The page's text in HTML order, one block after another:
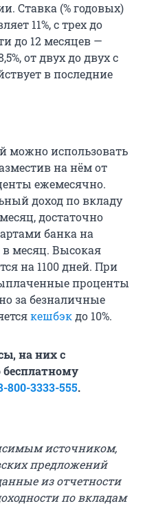
Ставка (% годовых)
11%, с трех до
до 12 месяцев —
от двух до двух с
в последние
можно использовать
на нём от
ежемесячно.
доход по вкладу
достаточно
банка на
месяц. Высокая
на 1100 дней. При
проценты
за безналичные
кешбэкдо 10%.
на них с
бесплатному
800-3333-555.
источником,
предложений
из отчетности
по вкладам